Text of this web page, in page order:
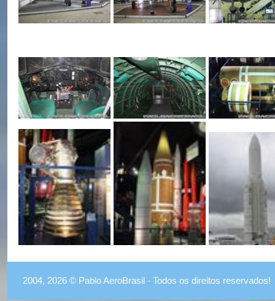
2004, 2026 © Pablo AeroBrasil - Todos os direitos reservados!